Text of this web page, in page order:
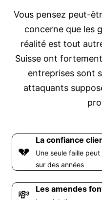
Vous pensez peut-
concerne que les
réalité est tout
Suisse ont
entreprises sont
attaquants
💔
La confiance
Une seule faille
sur des années
💸 Les amendes